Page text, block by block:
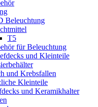
Beleuchtung
T5
für Beleuchtung
und Kleinteile
und Krebsfallen
Kleinteile
und Keramikhalter